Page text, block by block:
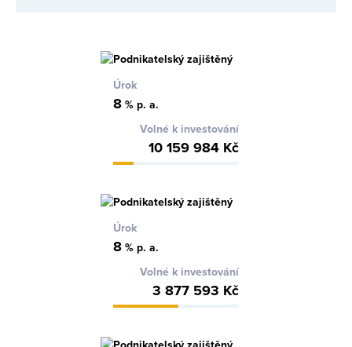
Úrok
8 % p. a.
Volné k investování
10 159 984 Kč
Úrok
8 % p. a.
Volné k investování
3 877 593 Kč